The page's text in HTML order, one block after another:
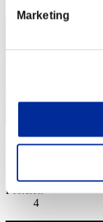
Marketing
"Weekend Survivor
Posición
4